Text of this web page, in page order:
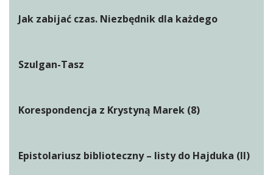
Jak zabijać czas. Niezbędnik dla każdego
Szulgan-Tasz
Korespondencja z Krystyną Marek (8)
Epistolariusz biblioteczny – listy do Hajduka (II)